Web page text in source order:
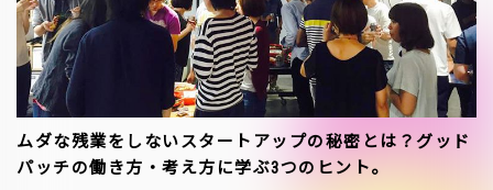
ムダな残業をしないスタートアップの秘密とは？グッド
パッチの働き方・考え方に学ぶ3つのヒント。